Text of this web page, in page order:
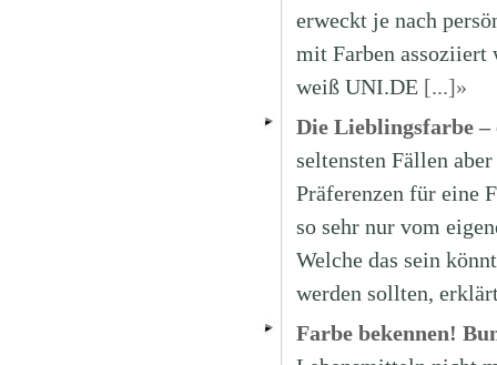
erweckt je nach
mit Farben assoziiert
weiß UNI.DE [...]»
Die Lieblingsfarbe –
seltensten Fällen
Präferenzen für eine
so sehr nur vom
Welche das sein
werden sollten,
Farbe bekennen!